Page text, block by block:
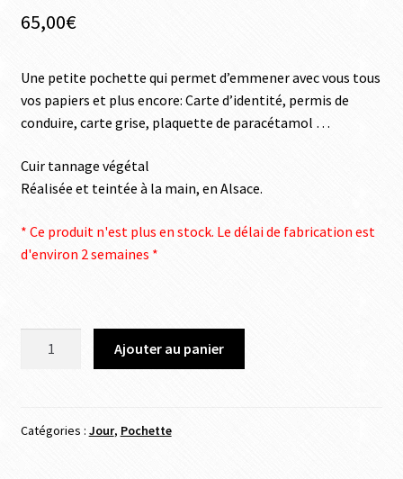
65,00€
Une petite pochette qui permet d’emmener avec vous tous
vos papiers et plus encore: Carte d’identité, permis de
conduire, carte grise, plaquette de paracétamol …
Cuir tannage végétal
Réalisée et teintée à la main, en Alsace.
* Ce produit n'est plus en stock. Le délai de fabrication est
d'environ 2 semaines *
Ajouter au panier
Catégories : Jour, Pochette